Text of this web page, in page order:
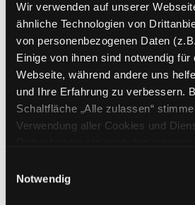
Wir verwenden auf unserer
ähnliche Technologien von
von personenbezogenen Daten
Einige von ihnen sind notwendig für
Webseite, während andere uns
und Ihre Erfahrung zu verbessern.
Schaltfläche „Alle zulassen“
Verwendung aller Cookies und
Cookies von Drittanbietern, eine
unsicheren Drittländern (Länder
Notwendig
Zähne!
Exemplar-Details
Mediengruppe:
Das sehr
Krokodil
Suche nach diesem
Jahr:2003Verlag:
Exemplar-Details